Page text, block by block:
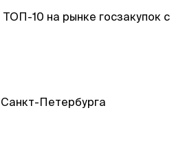
ТОП-10 на рынке госзакупок с
Петербурга